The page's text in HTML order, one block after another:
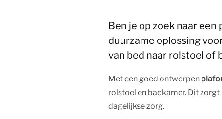
Ben je op zoek naar
duurzame oplossing
van bed naar rolstoel of
Met een goed ontworpen
rolstoel en badkamer. Dit
dagelijkse zorg.